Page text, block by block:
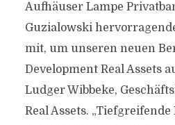
Aufhäuser Lampe
Guzialowski
mit, um unseren neuen
Development Real Assets
Ludger Wibbeke,
Real Assets.